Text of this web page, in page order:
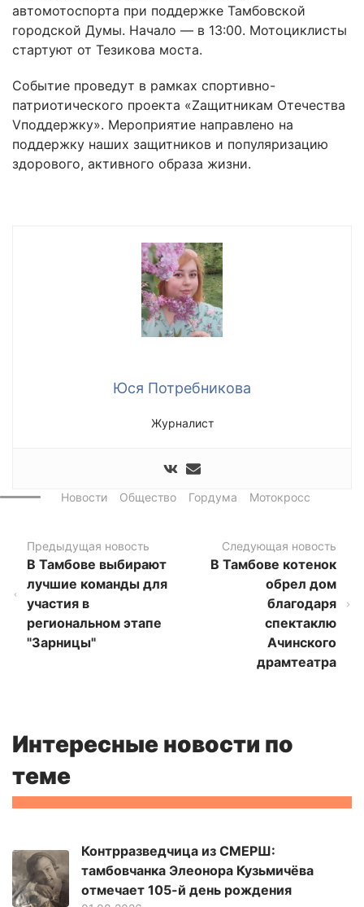
автомотоспорта при поддержке Тамбовской
городской Думы. Начало — в 13:00. Мотоциклисты
стартуют от Тезикова моста.
Событие проведут в рамках спортивно-
патриотического проекта «Zащитникам Отечества
Vподдержку». Мероприятие направлено на
поддержку наших защитников и популяризацию
здорового, активного образа жизни.
Юся Потребникова
Журналист
Новости Общество Гордума Мотокросс
Предыдущая новость
В Тамбове выбирают
лучшие команды для
участия в
региональном этапе
"Зарницы"
Следующая новость
В Тамбове котенок
обрел дом
благодаря
спектаклю
Ачинского
драмтеатра
Интересные новости по
теме
Контрразведчица из СМЕРШ:
тамбовчанка Элеонора Кузьмичёва
отмечает 105-й день рождения